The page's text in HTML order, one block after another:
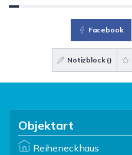
Facebook
Notizblock ()
Objektart
Reiheneckhaus